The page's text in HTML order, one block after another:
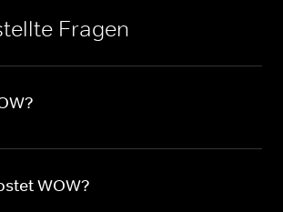
Fragen
WOW?